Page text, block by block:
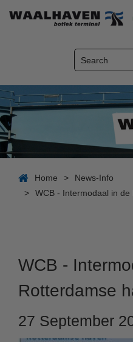
Home >
News-Info
>
WCB - Intermodaal in
WCB -
Rotterdamse
27 September